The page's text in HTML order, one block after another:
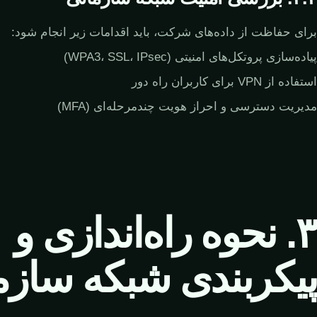
برای حفاظت از داده‌های شرکت، باید اقدامات زیر انجام شود:
پیاده‌سازی پروتکل‌های امنیتی (WPA3، SSL، IPsec)
استفاده از VPN برای کاربران راه دور
مدیریت دسترسی و احراز هویت چندمرحله‌ای (MFA)
۳. نحوه راه‌اندازی و
پیکربندی شبکه